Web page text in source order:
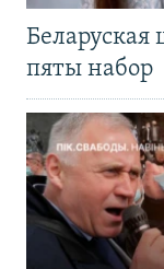
пяты набор